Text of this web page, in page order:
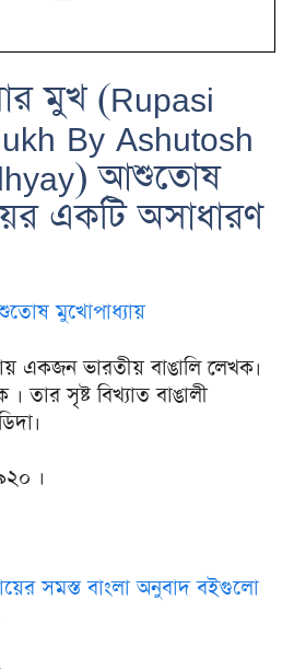
মুখ (Rupasi
By Ashutosh
আশুতোষ
একটি অসাধারণ
মুখোপাধ্যায়
একজন ভারতীয় বাঙালি লেখক।
। তার সৃষ্ট বিখ্যাত বাঙালী
।
সমস্ত বাংলা অনুবাদ বইগুলো